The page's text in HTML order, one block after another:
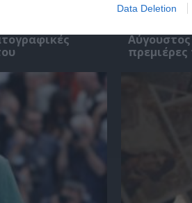
Data Deletion
Αύγουστος